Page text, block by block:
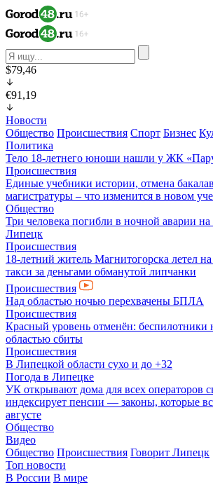
$79,46
€91,19
Новости
Общество Происшествия Спорт Бизнес
Политика
Тело 18-летнего юноши нашли у ЖК
Происшествия
Единые учебники истории, отмена
магистратуры – что изменится в новом
Общество
Три человека погибли в ночной аварии на
Липецк
Происшествия
18-летний житель Магнитогорска летел
такси за деньгами обманутой липчанки
Происшествия
Над областью ночью перехвачены БПЛА
Происшествия
Красный уровень отменён: беспилотники
областью сбиты
Происшествия
В Липецкой области сухо и до +32
Погода в Липецке
УК открывают дома для всех операторов
индексирует пенсии — законы, которые
августе
Общество
Видео
Общество Происшествия Говорит Липецк
Топ новости
В России В мире